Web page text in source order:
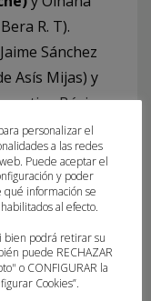
R. T).
Sánchez
Asís Mijas) y
Básico
(Club
Sol),Andrea
(Club
los
personalizar el
a las redes
Puede aceptar el
y poder
información se
al efecto.
bien podrá retirar su
puede RECHAZAR
o CONFIGURAR la
Cookies”.